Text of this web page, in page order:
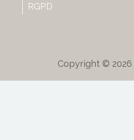
RGPD
Copyright © 2026